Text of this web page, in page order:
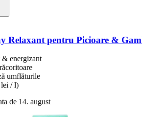
Relaxant pentru Picioare &
energizant
umflăturile
/ l)
de 14. august